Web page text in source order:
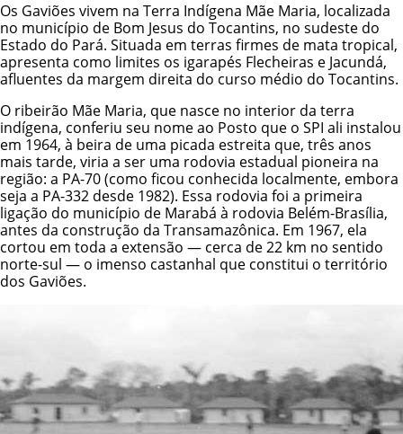
Os Gaviões vivem na Terra Indígena Mãe Maria, localizada
no município de Bom Jesus do Tocantins, no sudeste do
Estado do Pará. Situada em terras firmes de mata tropical,
apresenta como limites os igarapés Flecheiras e Jacundá,
afluentes da margem direita do curso médio do Tocantins.
O ribeirão Mãe Maria, que nasce no interior da terra
indígena, conferiu seu nome ao Posto que o SPI ali instalou
em 1964, à beira de uma picada estreita que, três anos
mais tarde, viria a ser uma rodovia estadual pioneira na
região: a PA-70 (como ficou conhecida localmente, embora
seja a PA-332 desde 1982). Essa rodovia foi a primeira
ligação do município de Marabá à rodovia Belém-Brasília,
antes da construção da Transamazônica. Em 1967, ela
cortou em toda a extensão — cerca de 22 km no sentido
norte-sul — o imenso castanhal que constitui o território
dos Gaviões.